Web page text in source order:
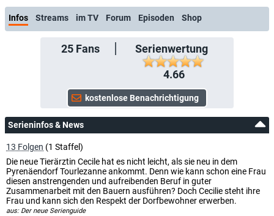
Infos Streams im TV Forum Episoden Shop
25Fans
Serienwertung
4.66
Serieninfos & News
13 Folgen (1 Staffel)
Die neue Tierärztin Cecile hat es nicht leicht, als sie neu in dem
Pyrenäendorf Tourlezanne ankommt. Denn wie kann schon eine Frau
diesen anstrengenden und aufreibenden Beruf in guter
Zusammenarbeit mit den Bauern ausführen? Doch Cecilie steht ihre
Frau und kann sich den Respekt der Dorfbewohner erwerben.
aus: Der neue Serienguide